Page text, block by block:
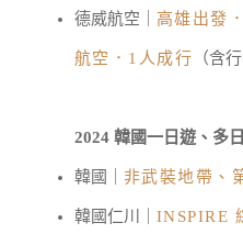
德威航空｜ 高雄出發
航空．1人成行 （含
2024 韓國一日遊、多
韓國｜ 非武裝地帶、
韓國仁川｜ INSPIRE